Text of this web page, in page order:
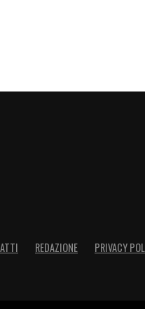
NEWS
REDAZIONE PRIVACY